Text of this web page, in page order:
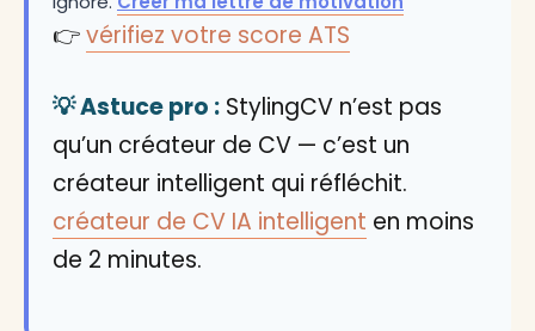
👉vérifiez votre score ATS
💡 Astuce pro : StylingCV n’est pas
qu’un créateur de CV — c’est un
créateur intelligent qui réfléchit.
créateur de CV IA intelligent en moins
de 2 minutes.